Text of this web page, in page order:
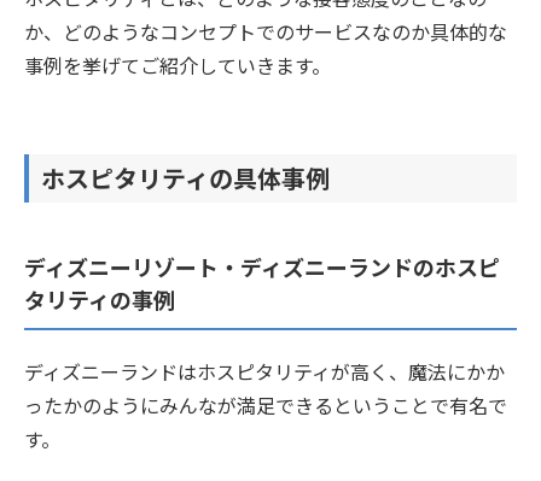
か、どのようなコンセプトでのサービスなのか具体的な
事例を挙げてご紹介していきます。
ホスピタリティの具体事例
ディズニーリゾート・ディズニーランドのホスピ
タリティの事例
ディズニーランドはホスピタリティが高く、魔法にかか
ったかのようにみんなが満足できるということで有名で
す。